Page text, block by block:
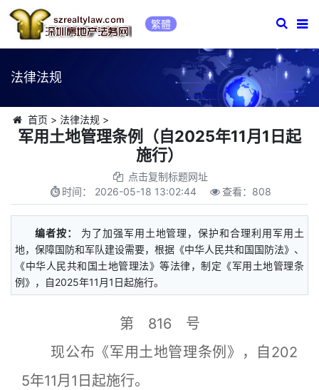
繁體
法律法规
首页 > 法律法规 >
军用土地管理条例（自2025年11月1日起
施行）
点击复制标题网址
时间： 2026-05-18 13:02:44 查看： 808
编者按：
为了加强军用土地管理，保护和合理利用军用土
地，保障国防和军队建设需要，根据《中华人民共和国国防法》、
《中华人民共和国土地管理法》等法律，制定《军用土地管理条
例》，自2025年11月1日起施行。
第 816 号
现公布《军用土地管理条例》，自202
5年11月1日起施行。